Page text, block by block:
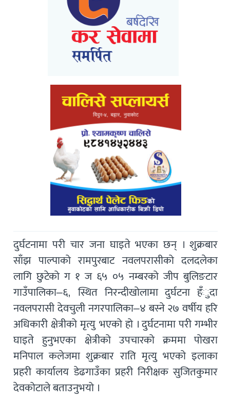
दुर्घटनामा परी चार जना घाइते भएका छन् । शुक्रबार
साँझ पाल्पाको रामपुरबाट नवलपरासीको दलदलेका
लागि छुटेको ग १ ज ६५ ०५ नम्बरको जीप बुलिङटार
गाउँपालिका–६, स्थित निरन्दीखोलामा दुर्घटना हँुदा
नवलपरासी देवचुली नगरपालिका–४ बस्ने २७ वर्षीय हरि
अधिकारी क्षेत्रीको मृत्यु भएको हो । दुर्घटनामा परी गम्भीर
घाइते हुनुभएका क्षेत्रीको उपचारको क्रममा पोखरा
मनिपाल कलेजमा शुक्रबार राति मृत्यु भएको इलाका
प्रहरी कार्यालय डेढगाउँका प्रहरी निरीक्षक सुजितकुमार
देवकोटाले बताउनुभयो ।